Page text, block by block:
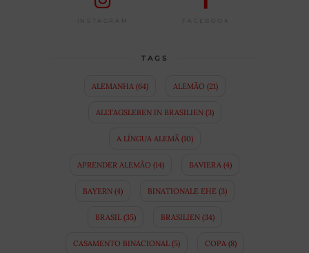
INSTAGRAM FACEBOOK
TAGS
ALEMANHA(64) ALEMÃO (21)
ALLTAGSLEBEN IN BRASILIEN(3)
A LÍNGUA ALEMÃ(10)
APRENDER ALEMÃO (14) BAVIERA (4)
BAYERN(4) BINATIONALE EHE(3)
BRASIL(35) BRASILIEN(34)
CASAMENTO BINACIONAL(5) COPA(8)